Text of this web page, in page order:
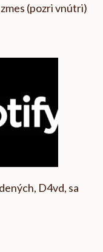
(pozri vnútri)
D4vd, sa